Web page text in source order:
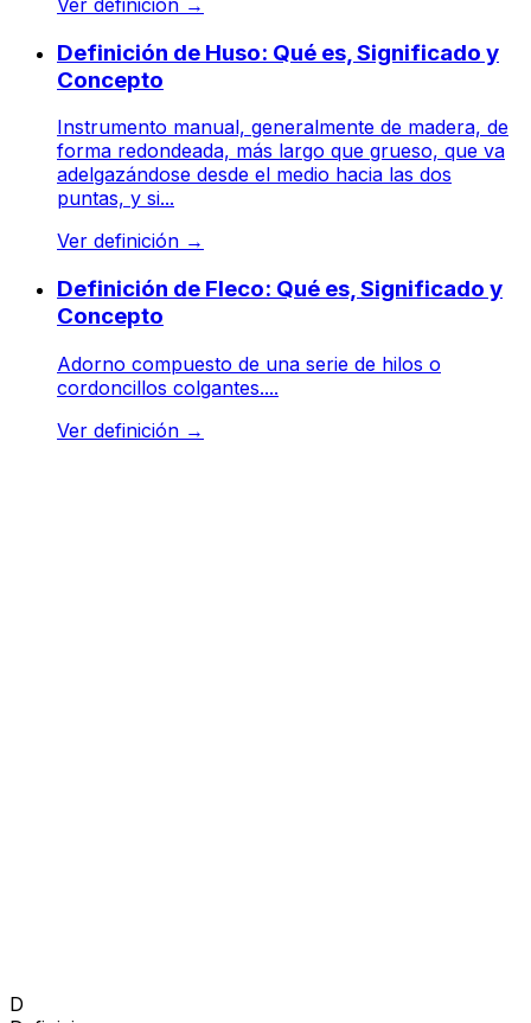
Definición de Huso: Qué es, Significado y
Concepto
Instrumento manual, generalmente de madera, de
forma redondeada, más largo que grueso, que va
adelgazándose desde el medio hacia las dos
puntas, y si...
Ver definición →
Definición de Fleco: Qué es, Significado y
Concepto
Adorno compuesto de una serie de hilos o
cordoncillos colgantes....
Ver definición →
D